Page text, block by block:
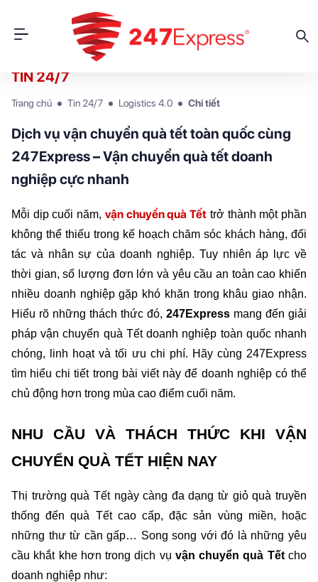
TIN 24/7
Trang chủ Tin 24/7 Logistics 4.0 Chi tiết
Dịch vụ vận chuyển quà tết toàn quốc cùng
247Express – Vận chuyển quà tết doanh
nghiệp cực nhanh
Mỗi dịp cuối năm, vận chuyển quà Tết trở thành một phần
không thể thiếu trong kế hoạch chăm sóc khách hàng, đối
tác và nhân sự của doanh nghiệp. Tuy nhiên áp lực về
thời gian, số lượng đơn lớn và yêu cầu an toàn cao khiến
nhiều doanh nghiệp gặp khó khăn trong khâu giao nhận.
Hiểu rõ những thách thức đó, 247Express mang đến giải
pháp vận chuyển quà Tết doanh nghiệp toàn quốc nhanh
chóng, linh hoạt và tối ưu chi phí. Hãy cùng 247Express
tìm hiểu chi tiết trong bài viết này để doanh nghiệp có thể
chủ động hơn trong mùa cao điểm cuối năm.
NHU CẦU VÀ THÁCH THỨC KHI VẬN
CHUYỂN QUÀ TẾT HIỆN NAY
Thị trường quà Tết ngày càng đa dạng từ giỏ quà truyền
thống đến quà Tết cao cấp, đặc sản vùng miền, hoặc
những thư từ cần gấp… Song song với đó là những yêu
cầu khắt khe hơn trong dịch vụ vận chuyển quà Tết cho
doanh nghiệp như: